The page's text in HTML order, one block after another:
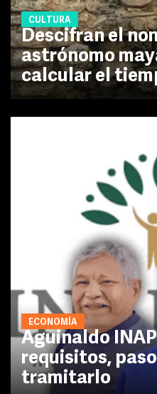
CULTURA
Descifran el
astrónomo
calcular el
ECONOMÍA
Aguinaldo
requisitos,
tramitarlo